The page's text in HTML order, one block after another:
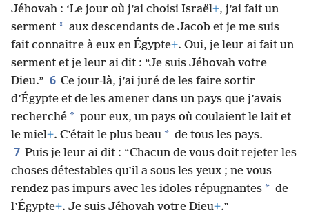
Jéhovah : ‘Le jour où j’ai choisi Israël+, j’ai fait un
serment * aux descendants de Jacob et je me suis
fait connaître à eux en Égypte+. Oui, je leur ai fait un
serment et je leur ai dit : “Je suis Jéhovah votre
Dieu.” 6 Ce jour-là, j’ai juré de les faire sortir
d’Égypte et de les amener dans un pays que j’avais
recherché * pour eux, un pays où coulaient le lait et
le miel+. C’était le plus beau * de tous les pays.
7 Puis je leur ai dit : “Chacun de vous doit rejeter les
choses détestables qu’il a sous les yeux ; ne vous
rendez pas impurs avec les idoles répugnantes * de
l’Égypte+. Je suis Jéhovah votre Dieu+.”